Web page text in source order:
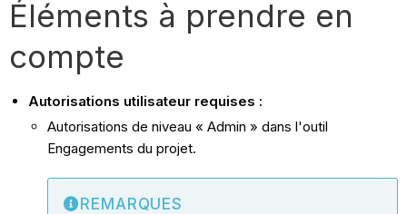
Éléments à prendre en
compte
Autorisations utilisateur requises :
Autorisations de niveau « Admin » dans l'outil
Engagements du projet.
REMARQUES